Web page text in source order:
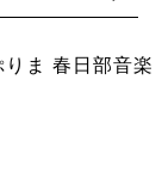
ま 春日部音楽